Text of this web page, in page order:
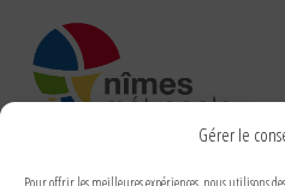
Gérer le